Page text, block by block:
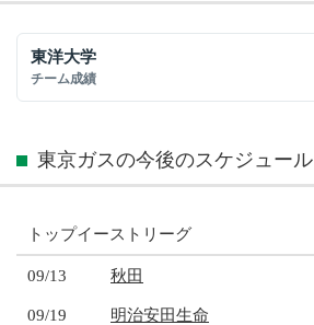
東洋大学
チーム成績
東京ガスの今後のスケジュール
トップイーストリーグ
09/13 秋田
09/19 明治安田生命